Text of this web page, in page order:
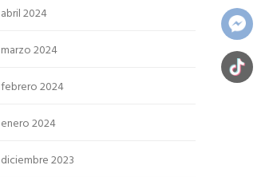
abril 2024
marzo 2024
febrero 2024
enero 2024
diciembre 2023